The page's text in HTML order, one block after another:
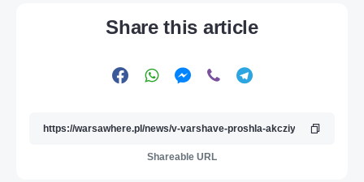
Share this article
Shareable URL